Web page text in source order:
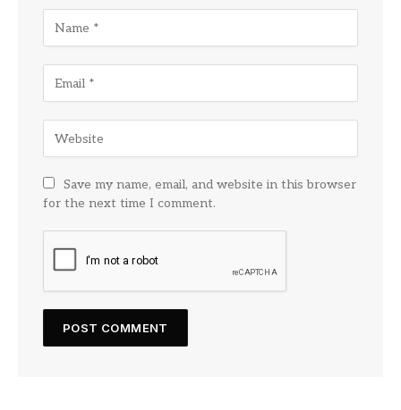
Save my name, email, and website in this browser
for the next time I comment.